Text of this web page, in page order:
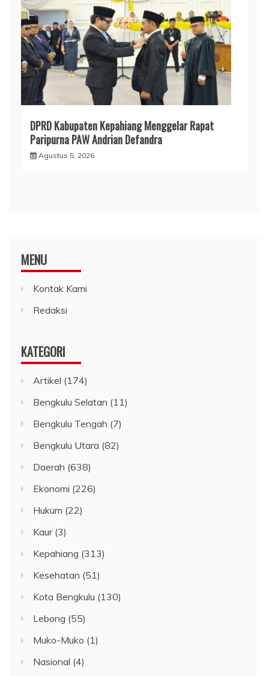
DPRD Kabupaten Kepahiang Menggelar Rapat
Paripurna PAW Andrian Defandra
Agustus 5, 2026
MENU
Kontak Kami
Redaksi
KATEGORI
Artikel (174)
Bengkulu Selatan (11)
Bengkulu Tengah (7)
Bengkulu Utara (82)
Daerah (638)
Ekonomi (226)
Hukum (22)
Kaur(3)
Kepahiang (313)
Kesehatan (51)
Kota Bengkulu (130)
Lebong (55)
Muko-Muko (1)
Nasional (4)